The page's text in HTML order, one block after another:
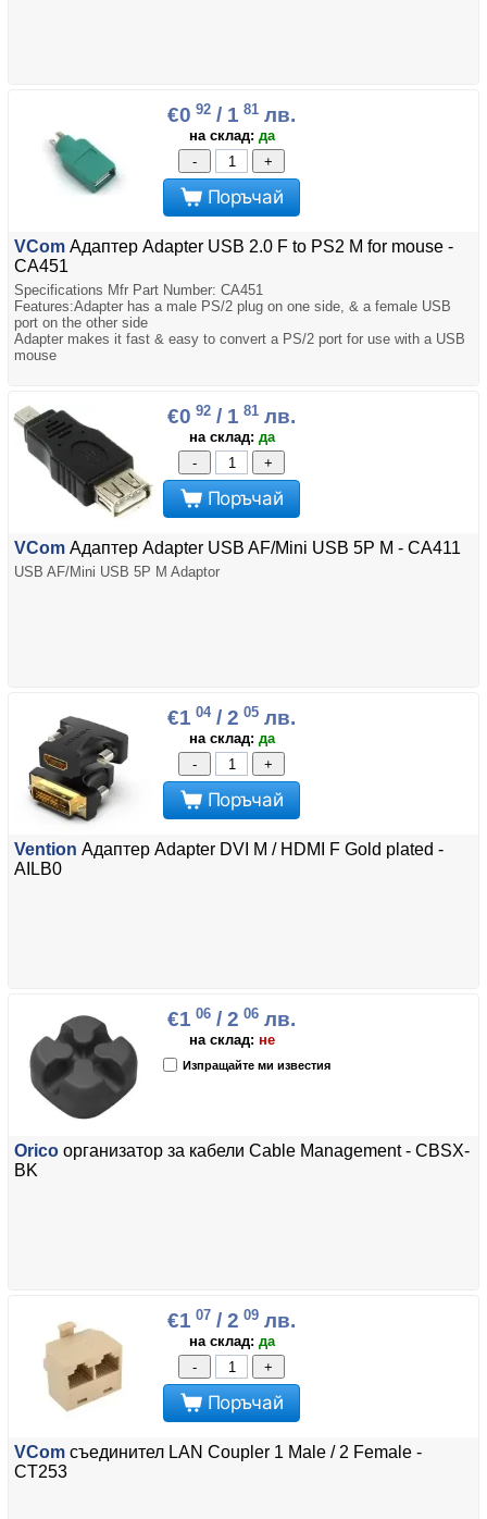
€0 92 / 1 81 лв.
на склад: да
-
+
Поръчай
VCom Адаптер Adapter USB 2.0 F to PS2 M for mouse -
CA451
Specifications Mfr Part Number: CA451
Features:Adapter has a male PS/2 plug on one side, & a female USB
port on the other side
Adapter makes it fast & easy to convert a PS/2 port for use with a USB
mouse
Connector Type: USB 2.0 Female Connector, PS2 Male Connector
Color: Green
€0 92 / 1 81 лв.
на склад: да
-
+
Поръчай
VCom Адаптер Adapter USB AF/Mini USB 5P M - CA411
USB AF/Mini USB 5P M Adaptor
€1 04/ 2 05 лв.
на склад: да
-
+
Поръчай
Vention Адаптер Adapter DVI M / HDMI F Gold plated -
AILB0
€1 06 / 2 06 лв.
на склад: не
Изпращайте ми известия
Orico организатор за кабели Cable Management - CBSX-
BK
€1 07 / 2 09 лв.
на склад: да
-
+
Поръчай
VCom съединител LAN Coupler 1 Male / 2 Female -
CT253